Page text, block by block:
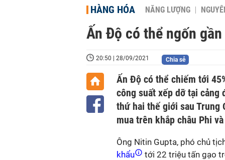
HÀNG HÓA NĂNG LƯỢNG
Ấn Độ có thể ngốn
20:50 | 28/09/2021 Chia sẻ
Ấn Độ có thể chiếm tới
công suất xếp dỡ tại cảng
thứ hai thế giới sau Trung
mua trên khắp châu Phi
Ông Nitin Gupta, phó chủ
khẩu
tới 22 triệu tấn gạo